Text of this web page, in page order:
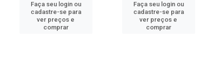
Faça seu login ou
cadastre-se para
ver preços e
comprar
Faça seu login ou
cadastre-se para
ver preços e
comprar